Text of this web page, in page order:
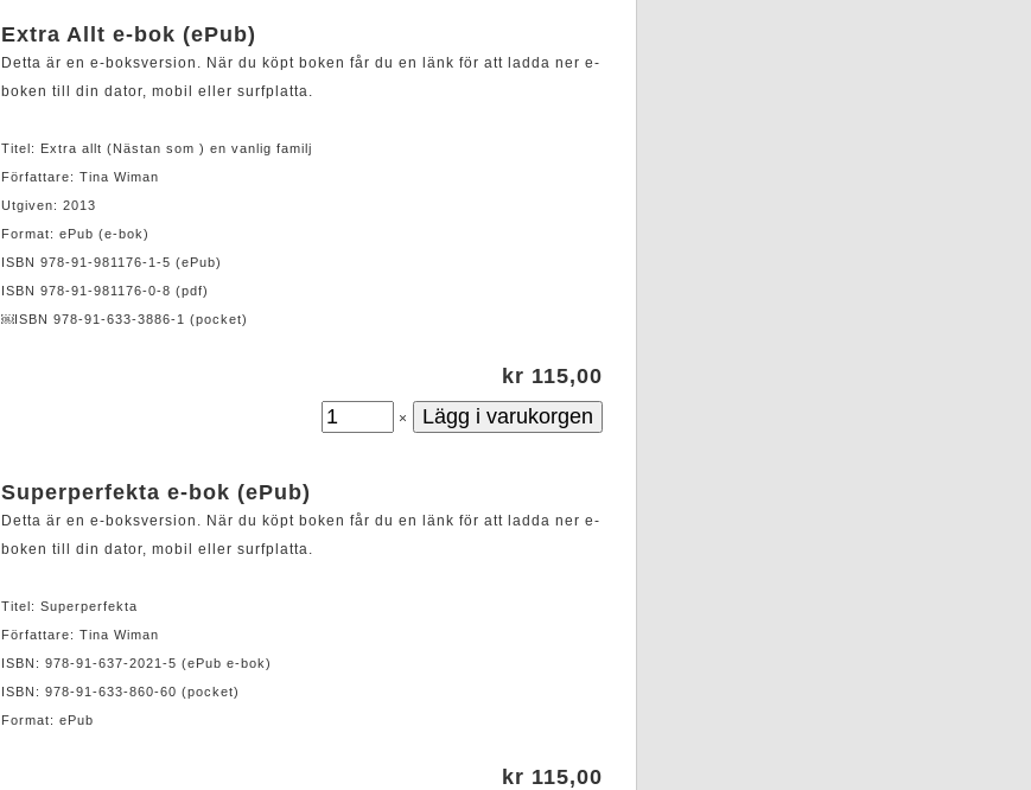
Extra Allt e-bok (ePub)
Detta är en e-boksversion. När du köpt boken får du en länk för att ladda ner e-
boken till din dator, mobil eller surfplatta.
Titel: Extra allt (Nästan som ) en vanlig familj
Författare: Tina Wiman
Utgiven: 2013
Format: ePub (e-bok)
ISBN 978-91-981176-1-5 (ePub)
ISBN 978-91-981176-0-8 (pdf)
￼ISBN 978-91-633-3886-1 (pocket)
kr 115,00
×
Superperfekta e-bok (ePub)
Detta är en e-boksversion. När du köpt boken får du en länk för att ladda ner e-
boken till din dator, mobil eller surfplatta.
Titel: Superperfekta
Författare: Tina Wiman
ISBN: 978-91-637-2021-5 (ePub e-bok)
ISBN: 978-91-633-860-60 (pocket)
Format: ePub
kr 115,00